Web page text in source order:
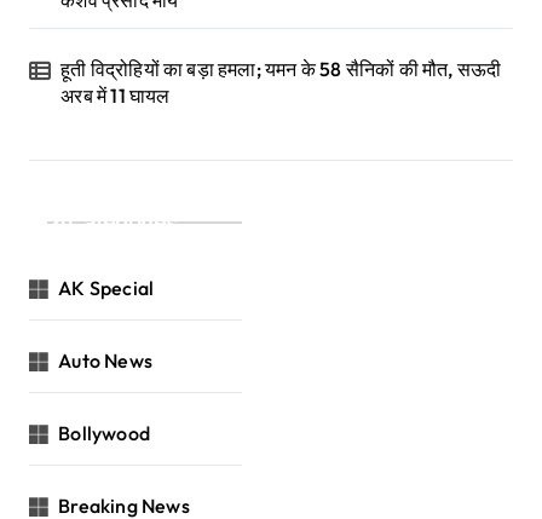
हूती विद्रोहियों का बड़ा हमला; यमन के 58 सैनिकों की मौत, सऊदी
अरब में 11 घायल
Categories
AK Special
Auto News
Bollywood
Breaking News